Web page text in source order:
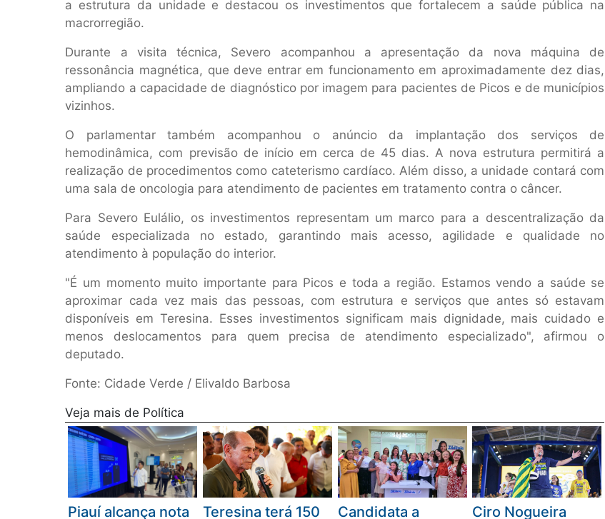
a estrutura da unidade e destacou os investimentos que fortalecem a saúde pública na
macrorregião.
Durante a visita técnica, Severo acompanhou a apresentação da nova máquina de
ressonância magnética, que deve entrar em funcionamento em aproximadamente dez dias,
ampliando a capacidade de diagnóstico por imagem para pacientes de Picos e de municípios
vizinhos.
O parlamentar também acompanhou o anúncio da implantação dos serviços de
hemodinâmica, com previsão de início em cerca de 45 dias. A nova estrutura permitirá a
realização de procedimentos como cateterismo cardíaco. Além disso, a unidade contará com
uma sala de oncologia para atendimento de pacientes em tratamento contra o câncer.
Para Severo Eulálio, os investimentos representam um marco para a descentralização da
saúde especializada no estado, garantindo mais acesso, agilidade e qualidade no
atendimento à população do interior.
"É um momento muito importante para Picos e toda a região. Estamos vendo a saúde se
aproximar cada vez mais das pessoas, com estrutura e serviços que antes só estavam
disponíveis em Teresina. Esses investimentos significam mais dignidade, mais cuidado e
menos deslocamentos para quem precisa de atendimento especializado", afirmou o
deputado.
Fonte: Cidade Verde / Elivaldo Barbosa
Veja mais de Política
Piauí alcança nota Teresina terá 150 Candidata a Ciro Nogueira